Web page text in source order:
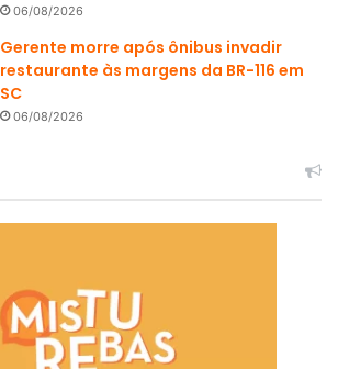
06/08/2026
Gerente morre após ônibus invadir
restaurante às margens da BR-116 em
SC
06/08/2026